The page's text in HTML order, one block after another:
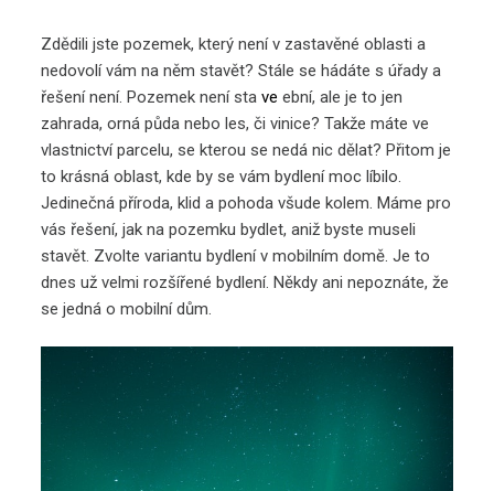
Zdědili jste pozemek, který není v zastavěné oblasti a
nedovolí vám na něm stavět? Stále se hádáte s úřady a
řešení není. Pozemek není stave ební, ale je to jen
zahrada, orná půda nebo les, či vinice? Takže máte ve
vlastnictví parcelu, se kterou se nedá nic dělat? Přitom je
to krásná oblast, kde by se vám bydlení moc líbilo.
Jedinečná příroda, klid a pohoda všude kolem. Máme pro
vás řešení, jak na pozemku bydlet, aniž byste museli
stavět. Zvolte variantu bydlení v mobilním domě. Je to
dnes už velmi rozšířené bydlení. Někdy ani nepoznáte, že
se jedná o mobilní dům.